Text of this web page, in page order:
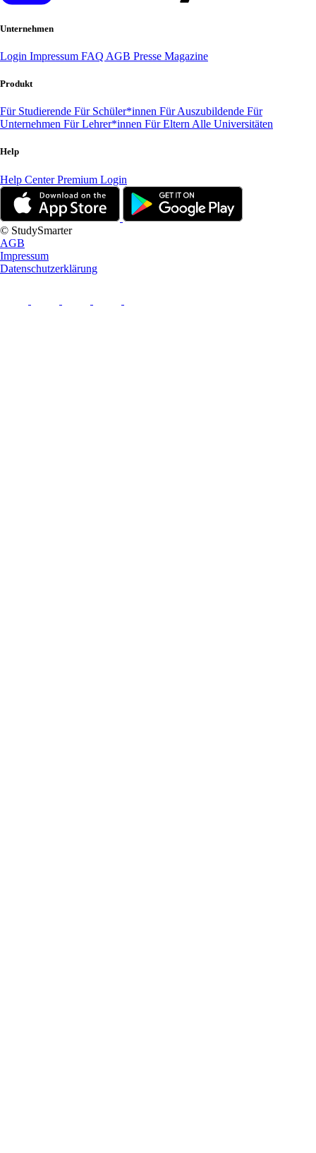
Unternehmen
Login Impressum FAQ AGB Presse Magazine
Produkt
Für Studierende Für Schüler*innen Für Auszubildende Für
Unternehmen Für Lehrer*innen Für Eltern Alle Universitäten
Help
Help CenterPremium Login
© StudySmarter
AGB
Impressum
Datenschutzerklärung